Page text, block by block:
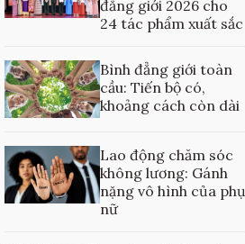
đẳng giới 2026 cho
24 tác phẩm xuất sắc
Bình đẳng giới toàn
cầu: Tiến bộ có,
khoảng cách còn dài
Lao động chăm sóc
không lương: Gánh
nặng vô hình của phụ
nữ